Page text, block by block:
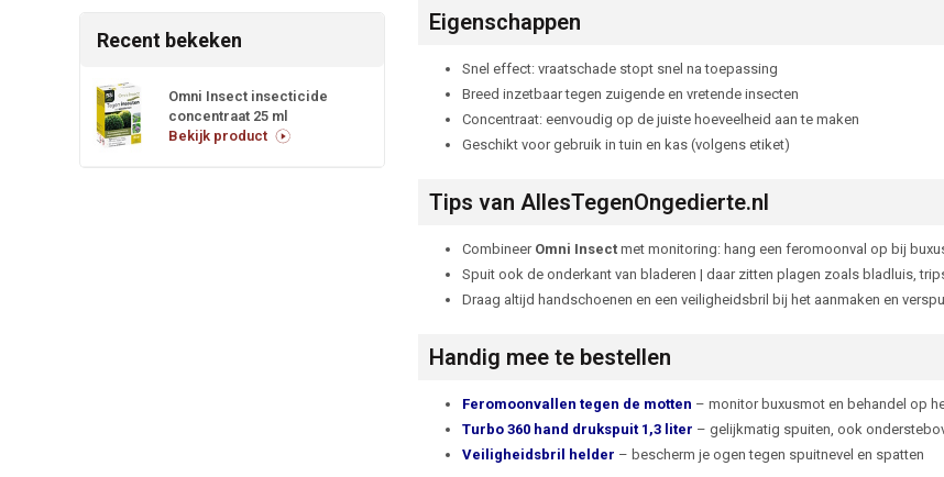
Recent bekeken
Omni Insect insecticide
concentraat 25 ml
Bekijk product
Eigenschappen
Snel effect: vraatschade stopt snel na toepassing
Breed inzetbaar tegen zuigende en vretende insecten
Concentraat: eenvoudig op de juiste hoeveelheid aan te maken
Geschikt voor gebruik in tuin en kas (volgens etiket)
Tips van AllesTegenOngedierte.nl
Combineer Omni Insectmet monitoring: hang een feromoonval op bij
Spuit ook de onderkant van bladeren | daar zitten plagen zoals bladluis,
Draag altijd handschoenen en een veiligheidsbril bij het aanmaken en
Handig mee te bestellen
Feromoonvallen tegen de motten – monitor buxusmot en behandel op
Turbo 360 hand drukspuit 1,3 liter – gelijkmatig spuiten, ook
Veiligheidsbril helder – bescherm je ogen tegen spuitnevel en spatten